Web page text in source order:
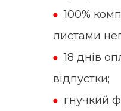
100%
листами
18 днів
відпустки;
гнучкий